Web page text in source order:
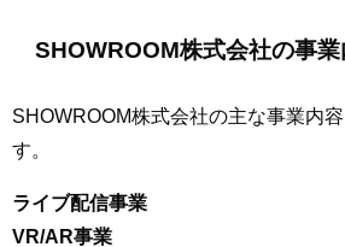
SHOWROOM株式会社の事業
SHOWROOM株式会社の主な事業内
す。
ライブ配信事業
VR/AR事業